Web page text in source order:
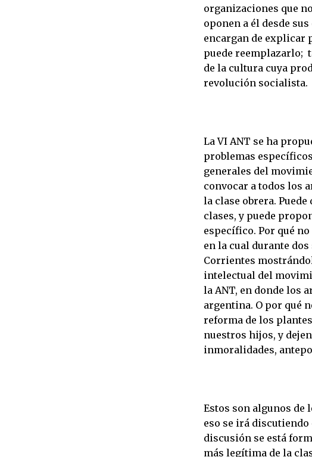
organizaciones que
oponen a él desde
encargan de explicar
puede reemplazarlo;
de la cultura cuya
revolución socialista.
La VI ANT se ha
problemas
generales del
convocar a todos los
la clase obrera.
clases, y puede
específico. Por qué
en la cual durante
Corrientes
intelectual del
la ANT, en donde los
argentina. O por qué
reforma de los
nuestros hijos, y
inmoralidades,
Estos son algunos de
eso se irá discutiendo
discusión se está
más legítima de la